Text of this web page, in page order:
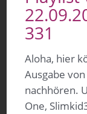
331
Aloha, hier
Ausgabe
nachhören.
One,